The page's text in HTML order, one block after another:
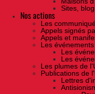
Sites,
Nos actions
Les
Appels signés
Appels et
Les événements
Les
Les
Les plumes de
Publications de
Lettres